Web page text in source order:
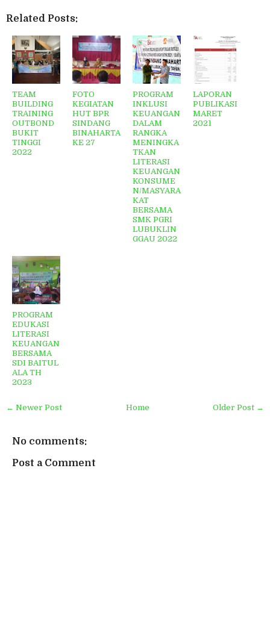
Related Posts:
TEAM
BUILDING
TRAINING
OUTBOND
BUKIT
TINGGI
2022
FOTO
KEGIATAN
HUT BPR
SINDANG
BINAHARTA
KE 27
PROGRAM
INKLUSI
KEUANGAN
DALAM
RANGKA
MENINGKA
TKAN
LITERASI
KEUANGAN
KONSUME
N/MASYARA
KAT
BERSAMA
SMK PGRI
LUBUKLIN
GGAU 2022
LAPORAN
PUBLIKASI
MARET
2021
PROGRAM
EDUKASI
LITERASI
KEUANGAN
BERSAMA
SDI BAITUL
ALA TH
2023
← Newer Post Older Post →
Home
No comments:
Post a Comment